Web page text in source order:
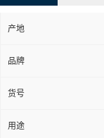
产地
品牌
货号
用途